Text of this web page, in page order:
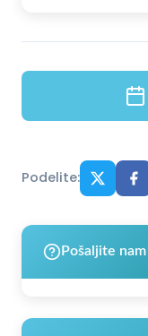
Podelite:
Pošaljite